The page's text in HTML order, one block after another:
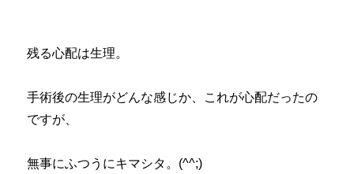
残る心配は生理。
手術後の生理がどんな感じか、これが心配だったの
ですが、
無事にふつうにキマシタ。(^^;)